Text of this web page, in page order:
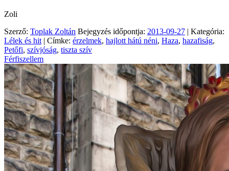
Zoli
Szerző: Toplak Zoltán Bejegyzés időpontja: 2013-09-27 | Kategória:
Lélek és hit | Címke: érzelmek, hajlott hátú néni, Haza, hazafiság,
Petőfi, szívjóság, tiszta szív
Férfiszellem